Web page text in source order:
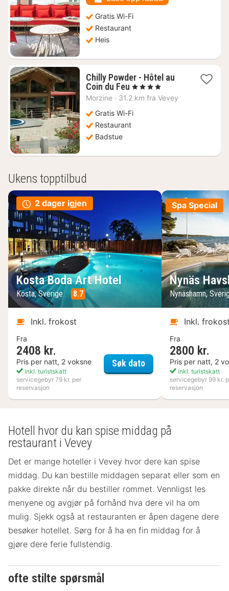
Gratis Wi-Fi
Restaurant
Heis
Chilly Powder - Hôtel au
Coin du Feu 1
natt
2952
kr.
, 4 Stjerner
Morzine · 31.2 km fra Vevey
Gratis Wi-Fi
Restaurant
Badstue
Ukens topptilbud
2 dager igjen
Kosta Boda Art Hotel
Kosta, Sverige 8.7
Inkl. frokost
Fra
2408 kr.
Pris per natt, 2 voksne
inkl. turistskatt
servicegebyr 79 kr. per
reservasjon
Søk datoKosta Boda Art Hotel
Spa Special
Nynäs
Nynäshamn,
Inkl.
Fra
2800 kr.
Pris per natt, 2
inkl. turistskatt
servicegebyr 99 kr.
reservasjon
Hotell hvor du kan spise middag på
restaurant i Vevey
Det er mange hoteller i Vevey hvor dere kan spise
middag. Du kan bestille middagen separat eller som en
pakke direkte når du bestiller rommet. Vennligst les
menyene og avgjør på forhånd hva dere vil ha om
mulig. Sjekk også at restauranten er åpen dagene dere
besøker hotellet. Sørg for å ha en fin middag for å
gjøre dere ferie fullstendig.
ofte stilte spørsmål